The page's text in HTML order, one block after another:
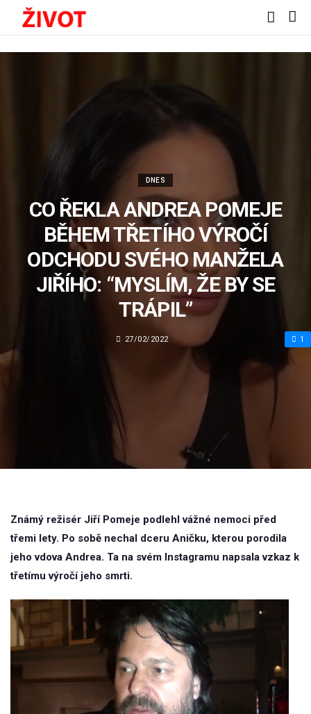
DNES
CO ŘEKLA ANDREA POMEJE
BĚHEM TŘETÍHO VÝROČÍ
ODCHODU SVÉHO MANŽELA
JIŘÍHO: “MYSLÍM, ŽE BY SE
TRÁPIL”
27/02/2022 1
Známý režisér Jiří Pomeje podlehl vážné nemoci před
třemi lety. Po sobě nechal dceru Aničku, kterou porodila
jeho vdova Andrea. Ta na svém Instagramu napsala vzkaz k
třetímu výročí jeho smrti.